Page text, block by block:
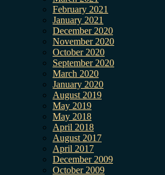
February 2021
January 2021
December 2020
November 2020
October 2020
September 2020
March 2020
January 2020
August 2019
May 2019
May 2018
April 2018
August 2017
April 2017
December 2009
October 2009